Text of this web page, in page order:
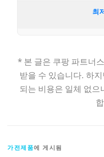
최
* 본 글은 쿠팡 파트너
받을 수 있습니다. 하
되는 비용은 일체 없
가전제품에 게시됨